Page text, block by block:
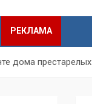
РЕКЛАМА
дома престарелых